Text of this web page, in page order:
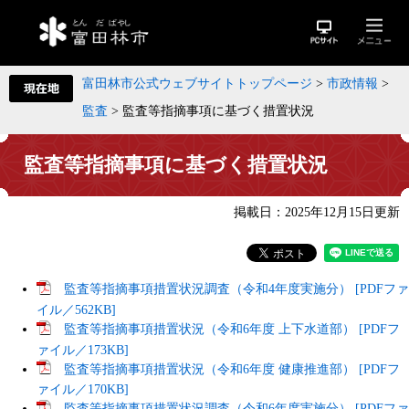
富田林市公式ウェブサイトトップページ > 市政情報 >
監査 > 監査等指摘事項に基づく措置状況
監査等指摘事項に基づく措置状況
掲載日：2025年12月15日更新
監査等指摘事項措置状況調査（令和4年度実施分） [PDFファ
イル／562KB]
監査等指摘事項措置状況（令和6年度 上下水道部） [PDFフ
ァイル／173KB]
監査等指摘事項措置状況（令和6年度 健康推進部） [PDFフ
ァイル／170KB]